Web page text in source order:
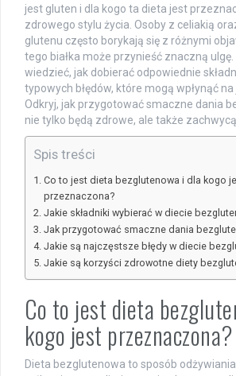
jest gluten i dla kogo ta dieta jest
zdrowego stylu życia. Osoby z celiakią
glutenu często borykają się z różnymi
tego białka może przynieść znaczną
wiedzieć, jak dobierać odpowiednie
typowych błędów, które mogą wpłynąć na
Odkryj, jak przygotować smaczne dania
nie tylko będą zdrowe, ale także
Spis treści
Co to jest dieta bezglutenowa i dla kogo
przeznaczona?
Jakie składniki wybierać w diecie
Jak przygotować smaczne dania
Jakie są najczęstsze błędy w diecie
Jakie są korzyści zdrowotne diety
Co to jest dieta
kogo jest przeznaczona?
Dieta bezglutenowa to sposób